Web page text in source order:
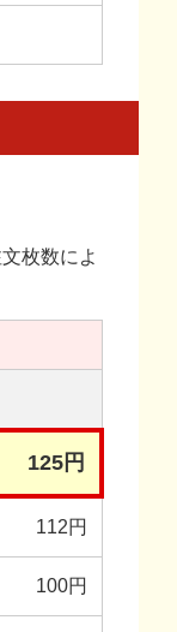
枚数によ
125円
112円
100円